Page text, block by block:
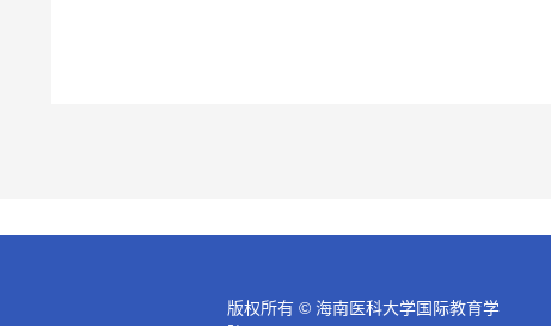
版权所有 © 海南医科大学国际教育学